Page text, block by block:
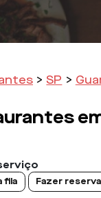
> SP >
fila Fazer reserva